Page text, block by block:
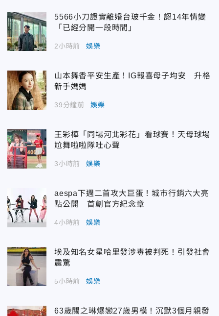
5566小刀證實離婚台玻千金！認14年情變
「已經分開一段時間」
2小時前 娛樂
山本舞香平安生產！IG報喜母子均安 升格
新手媽媽
39分鐘前 娛樂
王彩樺「同場河北彩花」看球賽！天母球場
尬舞啦啦隊吐心聲
3小時前 娛樂
aespa下週二首攻大巨蛋！城市行銷六大亮
點公開 首創官方紀念章
4小時前 娛樂
埃及知名女星哈里發涉毒被判死！引發社會
震驚
5小時前 娛樂
63歲關之琳爆戀27歲男模！沉默3個月親發